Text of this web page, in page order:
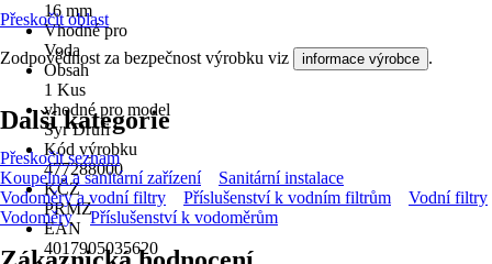
16 mm
Vhodné pro
Voda
Obsah
1 Kus
vhodné pro model
Syr Drufi
Kód výrobku
477288000
KČZ
PRMZ
EAN
4017905035620
Přeskočit oblast
Zodpovědnost za bezpečnost výrobku viz informace výrobce .
Další kategorie
Přeskočit seznam
Koupelna a sanitární zařízení
Sanitární instalace
Vodoměry a vodní filtry
Příslušenství k vodním filtrům
Vodní filtry
Vodoměry
Příslušenství k vodoměrům